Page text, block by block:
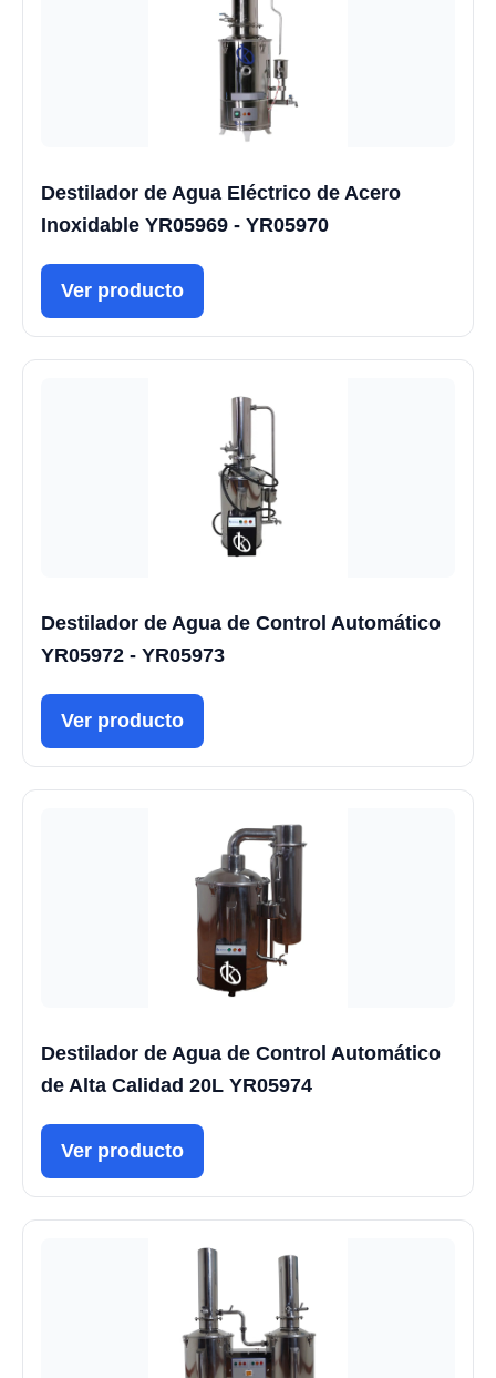
Destilador de Agua Eléctrico de Acero
Inoxidable YR05969 - YR05970
Ver producto
Destilador de Agua de Control Automático
YR05972 - YR05973
Ver producto
Destilador de Agua de Control Automático
de Alta Calidad 20L YR05974
Ver producto